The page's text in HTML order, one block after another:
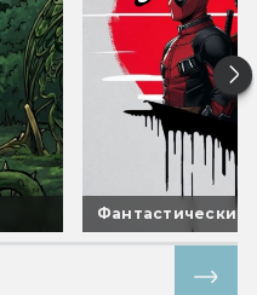
Фантастические